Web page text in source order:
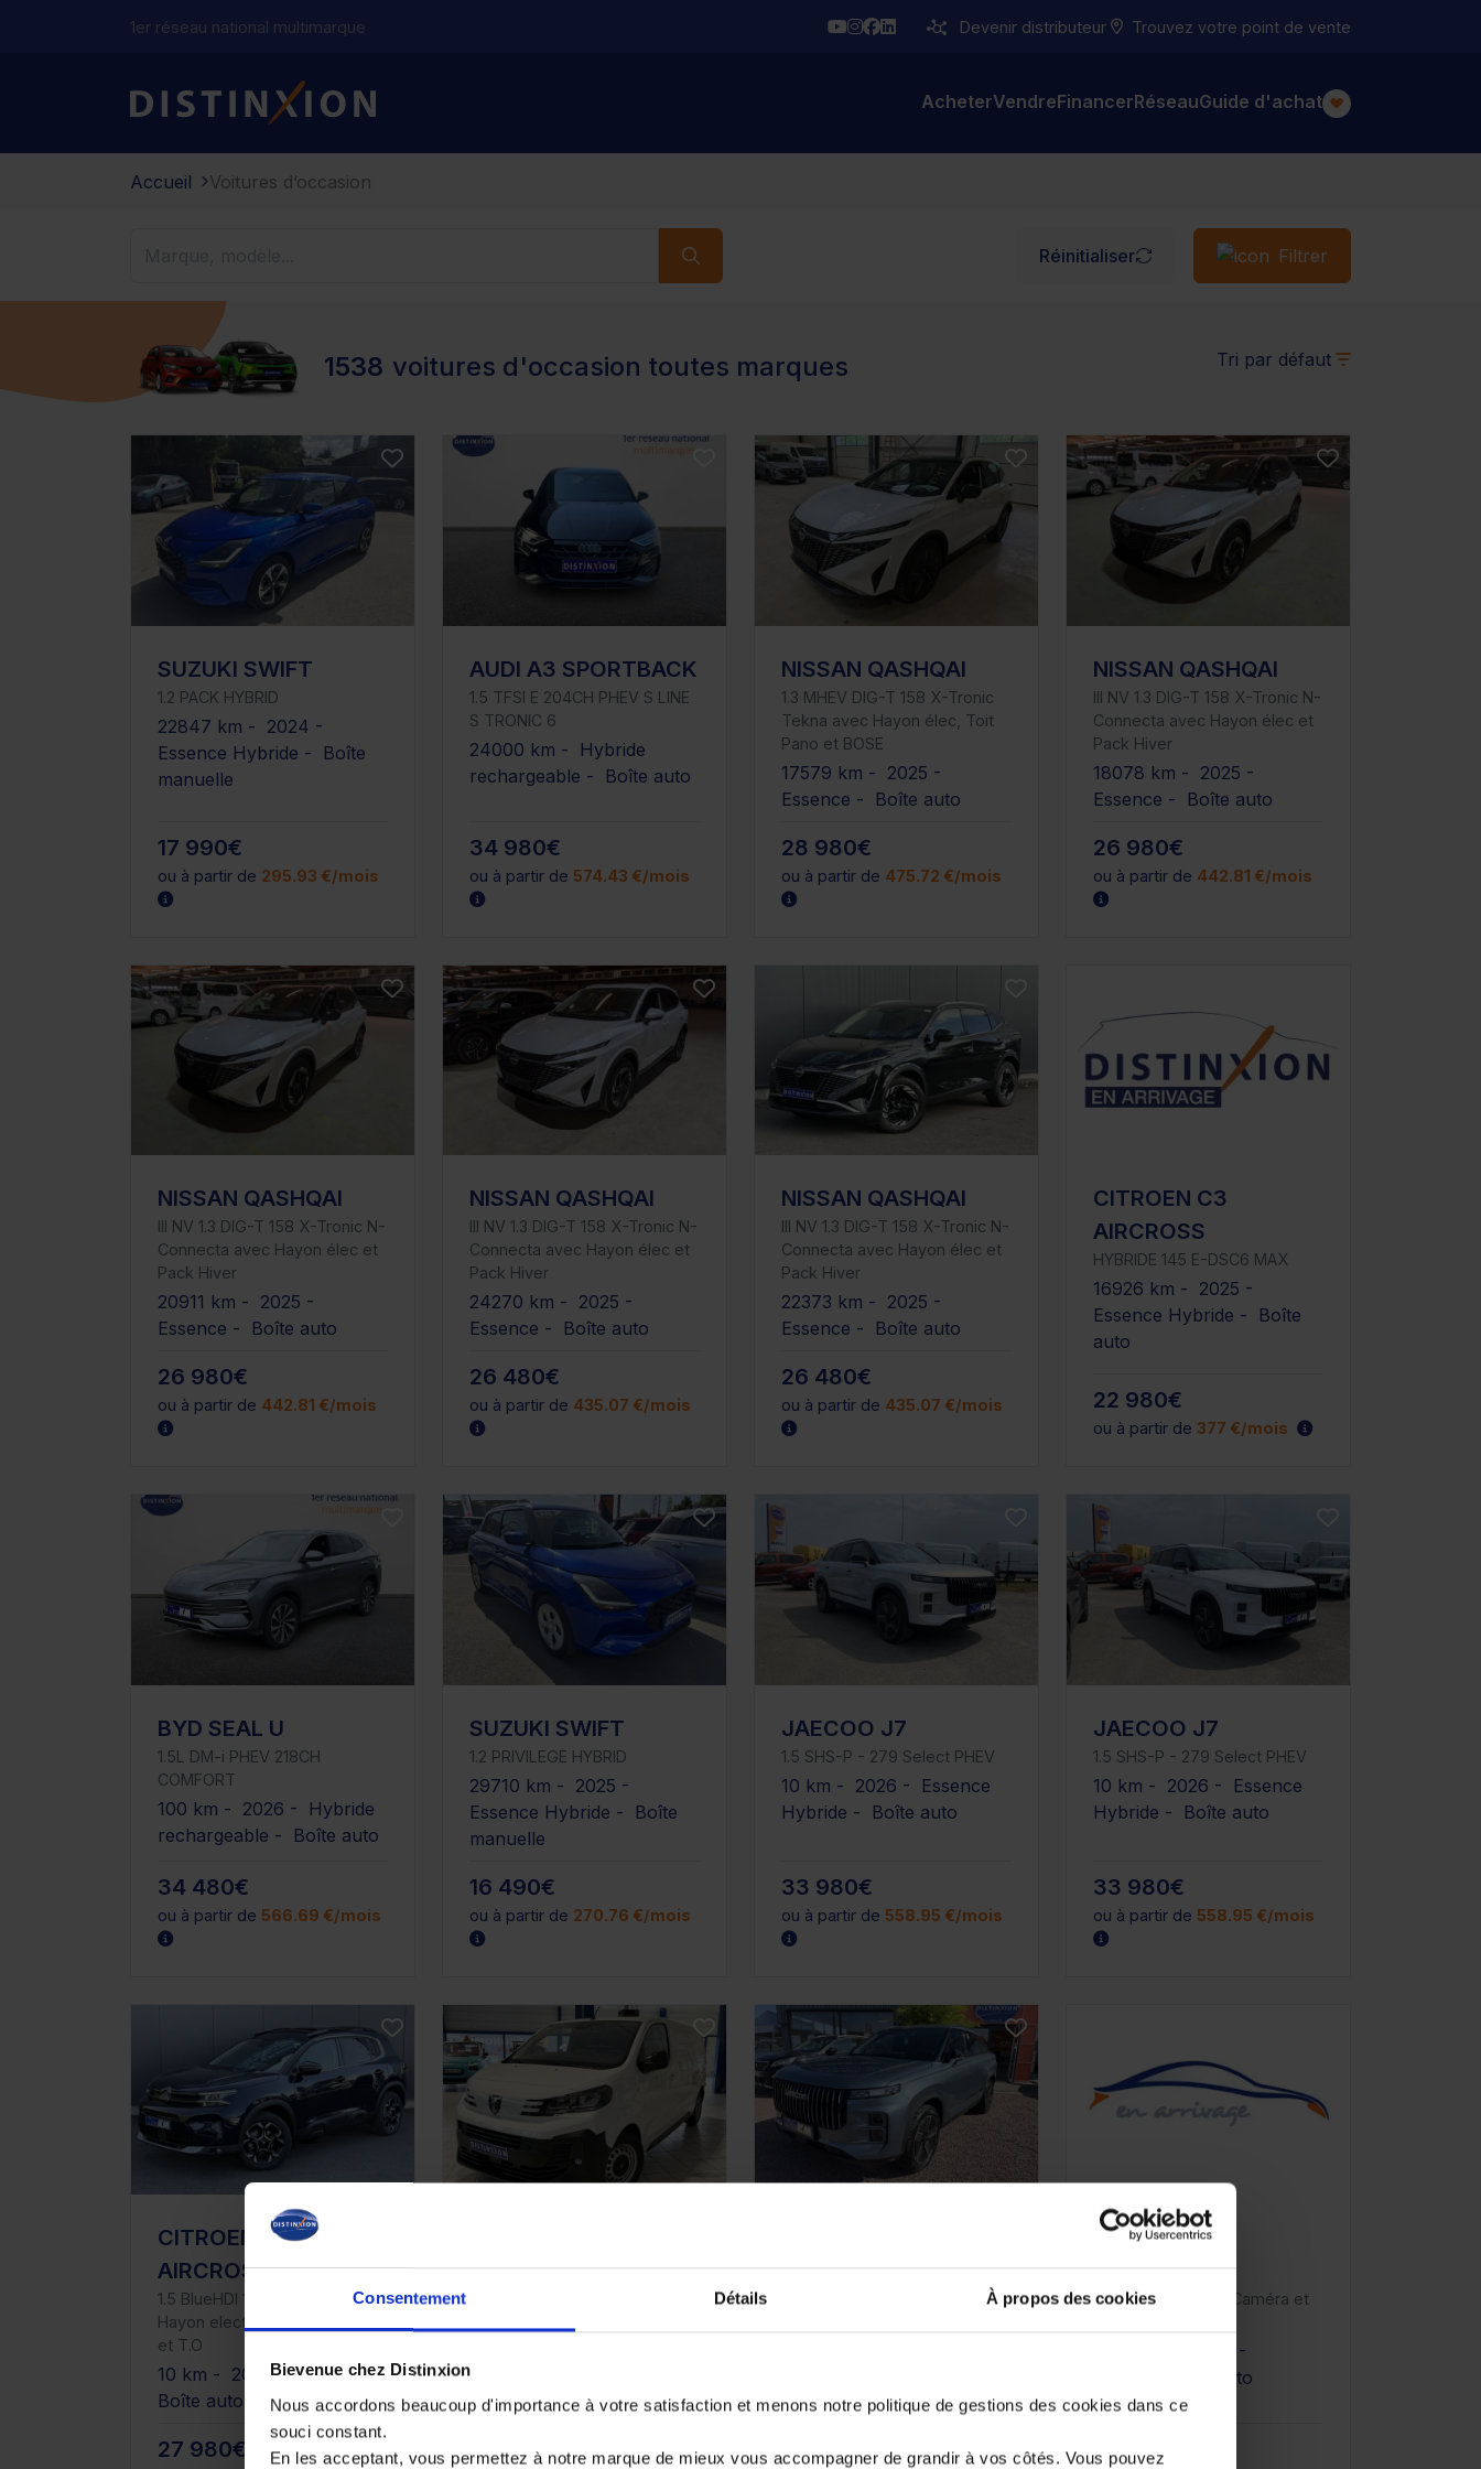
Consentement Détails À propos des cookies
Bievenue chez Distinxion
Nous accordons beaucoup d'importance à votre satisfaction et menons notre politique de gestions des cookies dans ce
souci constant.
En les acceptant, vous permettez à notre marque de mieux vous accompagner de grandir à vos côtés. Vous pouvez
1er réseau national multimarque YouTube
Instagram
Facebook
LinkedinDevenir distributeur Trouvez votre point de vente
Distinxion AcheterVendreFinancerRéseauGuide d'achat
Accueil Voitures d’occasion
Réinitialiser Filtrer
1538 voitures d'occasion toutes marques Tri par défaut
SUZUKI SWIFT
1.2 PACK HYBRID
22847 km - 2024 -
Essence Hybride - Boîte
manuelle
17 990€
ou à partir de 295.93 €/mois
AUDI A3 SPORTBACK
1.5 TFSI E 204CH PHEV S LINE
S TRONIC 6
24000 km - Hybride
rechargeable - Boîte auto
34 980€
ou à partir de 574.43 €/mois
NISSAN QASHQAI
1.3 MHEV DIG-T 158 X-Tronic
Tekna avec Hayon élec, Toit
Pano et BOSE
17579 km - 2025 -
Essence - Boîte auto
28 980€
ou à partir de 475.72 €/mois
NISSAN QASHQAI
III NV 1.3 DIG-T 158 X-Tronic N-
Connecta avec Hayon élec et
Pack Hiver
18078 km - 2025 -
Essence - Boîte auto
26 980€
ou à partir de 442.81 €/mois
NISSAN QASHQAI
III NV 1.3 DIG-T 158 X-Tronic N-
Connecta avec Hayon élec et
Pack Hiver
20911 km - 2025 -
Essence - Boîte auto
26 980€
ou à partir de 442.81 €/mois
NISSAN QASHQAI
III NV 1.3 DIG-T 158 X-Tronic N-
Connecta avec Hayon élec et
Pack Hiver
24270 km - 2025 -
Essence - Boîte auto
26 480€
ou à partir de 435.07 €/mois
NISSAN QASHQAI
III NV 1.3 DIG-T 158 X-Tronic N-
Connecta avec Hayon élec et
Pack Hiver
22373 km - 2025 -
Essence - Boîte auto
26 480€
ou à partir de 435.07 €/mois
CITROEN C3
AIRCROSS
HYBRIDE 145 E-DSC6 MAX
16926 km - 2025 -
Essence Hybride - Boîte
auto
22 980€
ou à partir de 377 €/mois
BYD SEAL U
1.5L DM-i PHEV 218CH
COMFORT
100 km - 2026 - Hybride
rechargeable - Boîte auto
34 480€
ou à partir de 566.69 €/mois
SUZUKI SWIFT
1.2 PRIVILEGE HYBRID
29710 km - 2025 -
Essence Hybride - Boîte
manuelle
16 490€
ou à partir de 270.76 €/mois
JAECOO J7
1.5 SHS-P - 279 Select PHEV
10 km - 2026 - Essence
Hybride - Boîte auto
33 980€
ou à partir de 558.95 €/mois
JAECOO J7
1.5 SHS-P - 279 Select PHEV
10 km - 2026 - Essence
Hybride - Boîte auto
33 980€
ou à partir de 558.95 €/mois
CITROEN C5
AIRCROSS
1.5 BlueHDI 130 EAT8 Max avec
Hayon electrique, Urban Black
et T.O
10 km - 2025 - Diesel -
Boîte auto
27 980€
FOURGON
Boîte auto
30 990€
1.5 SHS-P - 279 Select PHEV
10 km - 2026 - Essence
32 980€
FIAT SCUDO
FOURGON
XL 145 EAT8 avec Caméra et
9457 km - 2025 -
Diesel - Boîte auto
25 980€